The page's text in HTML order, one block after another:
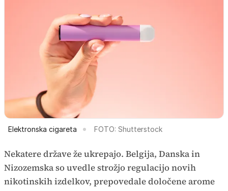
Elektronska cigareta FOTO: Shutterstock
Nekatere države že ukrepajo. Belgija, Danska in
Nizozemska so uvedle strožjo regulacijo novih
nikotinskih izdelkov, prepovedale določene arome